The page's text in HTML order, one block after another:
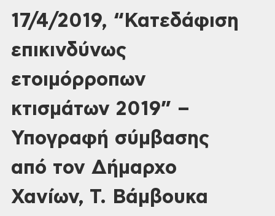
17/4/2019, “Κατεδάφιση
επικινδύνως
ετοιμόρροπων
κτισμάτων 2019” –
Υπογραφή σύμβασης
από τον Δήμαρχο
Χανίων, Τ. Βάμβουκα